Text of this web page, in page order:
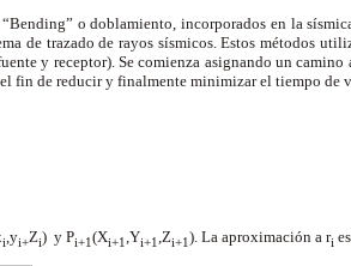
o doblamiento, incorporados en la
de trazado de rayos sísmicos. Estos métodos
y receptor). Se comienza asignando un
fin de reducir y finalmente minimizar el tiempo de
i ,yi+Zi) y Pi+1(Xi+1 ,Yi+1 ,Zi+1). La aproximación a ri